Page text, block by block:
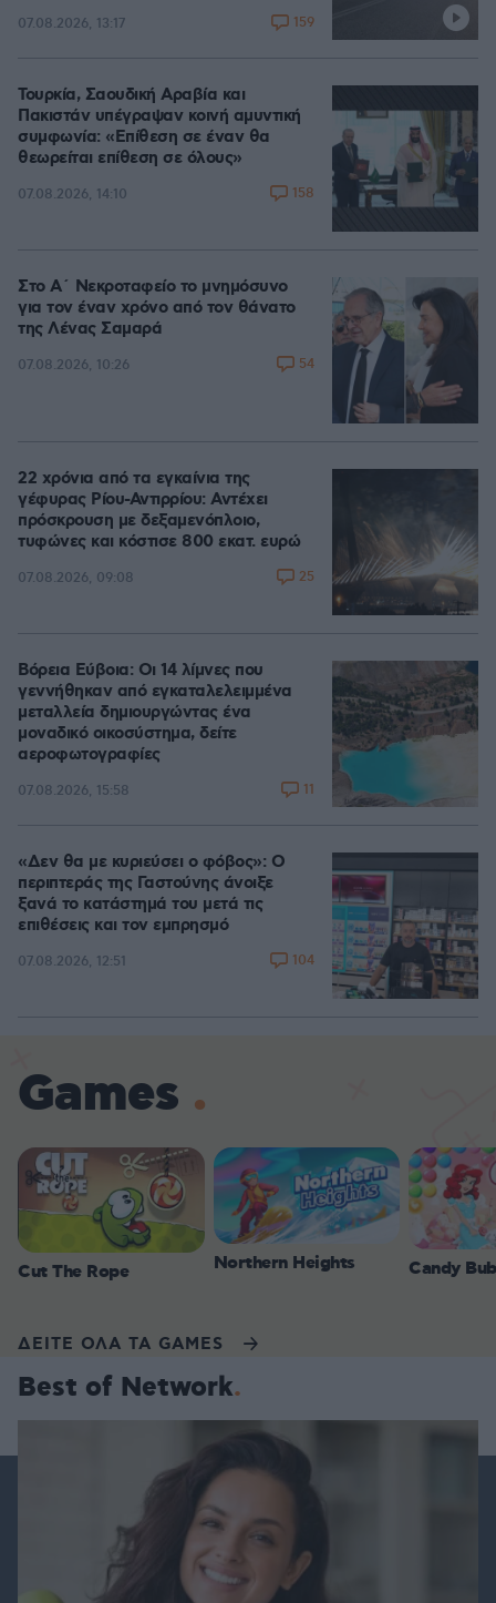
07.08.2026, 13:17 159
Τουρκία, Σαουδική Αραβία και
Πακιστάν υπέγραψαν κοινή αμυντική
συμφωνία: «Επίθεση σε έναν θα
θεωρείται επίθεση σε όλους»
07.08.2026, 14:10 158
Στο Α΄ Νεκροταφείο το μνημόσυνο
για τον έναν χρόνο από τον θάνατο
της Λένας Σαμαρά
07.08.2026, 10:26 54
22 χρόνια από τα εγκαίνια της
γέφυρας Ρίου-Αντιρρίου: Αντέχει
πρόσκρουση με δεξαμενόπλοιο,
τυφώνες και κόστισε 800 εκατ. ευρώ
07.08.2026, 09:08 25
Βόρεια Εύβοια: Οι 14 λίμνες που
γεννήθηκαν από εγκαταλελειμμένα
μεταλλεία δημιουργώντας ένα
μοναδικό οικοσύστημα, δείτε
αεροφωτογραφίες
07.08.2026, 15:58 11
«Δεν θα με κυριεύσει ο φόβος»: Ο
περιπτεράς της Γαστούνης άνοιξε
ξανά το κατάστημά του μετά τις
επιθέσεις και τον εμπρησμό
07.08.2026, 12:51 104
Games
Cut The Rope Northern Heights Candy
ΔΕΙΤΕ ΟΛΑ ΤΑ GAMES
Best of Network